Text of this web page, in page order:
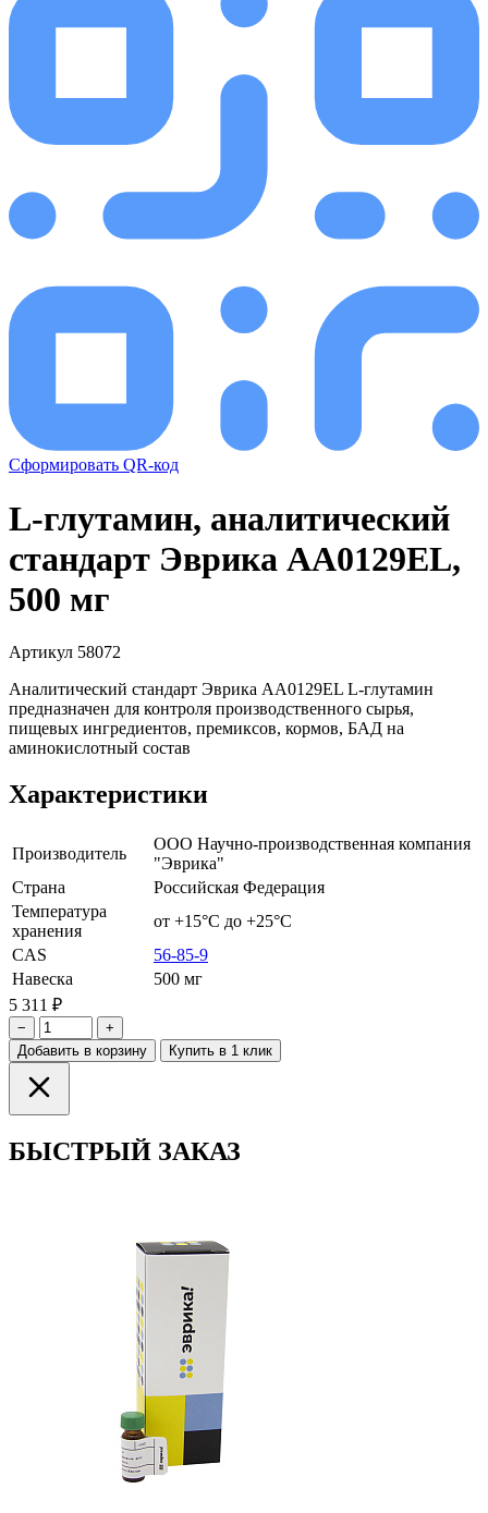
Сформировать QR-код
L-глутамин, аналитический
стандарт Эврика AA0129EL,
500 мг
Артикул 58072
Аналитический стандарт Эврика AA0129EL L-глутамин
предназначен для контроля производственного сырья,
пищевых ингредиентов, премиксов, кормов, БАД на
аминокислотный состав
Характеристики
Производитель
ООО Научно-производственная компания
"Эврика"
Страна
Российская Федерация
Температура
хранения
от +15°С до +25°С
CAS
56-85-9
Навеска
500 мг
5 311 ₽
−
+
Добавить в корзину
Купить в 1 клик
БЫСТРЫЙ ЗАКАЗ